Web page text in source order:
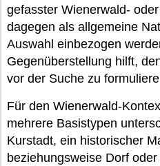
gefasster Wienerwald-
dagegen als allgemeine
Auswahl einbezogen
Gegenüberstellung hilft,
vor der Suche zu
Für den Wienerwald-
mehrere Basistypen
Kurstadt, ein historischer
beziehungsweise Dorf